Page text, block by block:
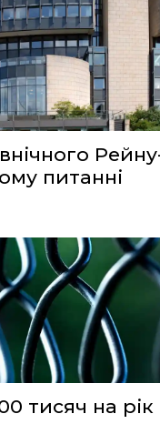
питанні
тисяч на рік